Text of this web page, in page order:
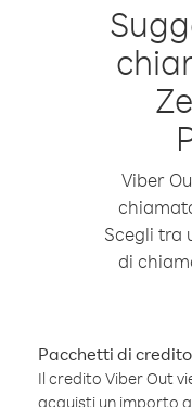
Viber
Scegli tra
di
Pacchetti di credito
Il credito Viber Out
acquisti un importo